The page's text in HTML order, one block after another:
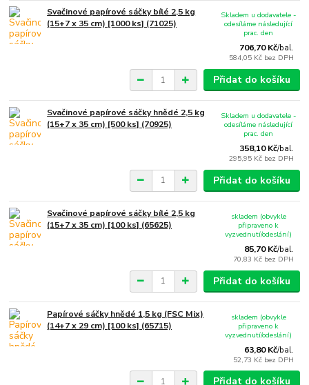
Svačinové papírové sáčky bílé 2,5 kg
(15+7 x 35 cm) [1000 ks] (71025)
706,70 Kč/bal.
584,05 Kč bez DPH
Skladem u dodavatele -
odesíláme následující
prac. den
Přidat do košíku
Svačinové papírové sáčky hnědé 2,5 kg
(15+7 x 35 cm) [500 ks] (70925)
358,10 Kč/bal.
295,95 Kč bez DPH
Skladem u dodavatele -
odesíláme následující
prac. den
Přidat do košíku
Svačinové papírové sáčky bílé 2,5 kg
(15+7 x 35 cm) [100 ks] (65625)
85,70 Kč/bal.
70,83 Kč bez DPH
skladem (obvykle
připraveno k
vyzvednutí/odeslání)
Přidat do košíku
Papírové sáčky hnědé 1,5 kg (FSC Mix)
(14+7 x 29 cm) [100 ks] (65715)
63,80 Kč/bal.
52,73 Kč bez DPH
skladem (obvykle
připraveno k
vyzvednutí/odeslání)
Přidat do košíku